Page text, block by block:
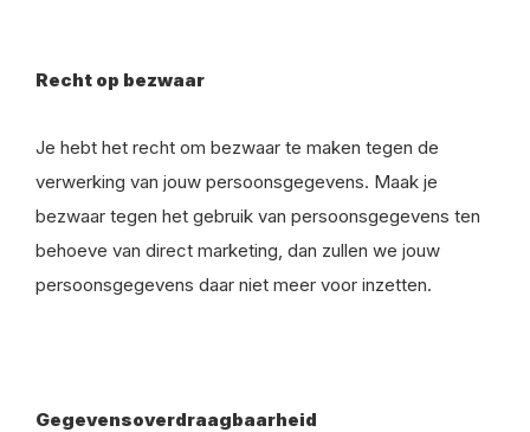
Recht op bezwaar
Je hebt het recht om bezwaar te maken tegen de
verwerking van jouw persoonsgegevens. Maak je
bezwaar tegen het gebruik van persoonsgegevens ten
behoeve van direct marketing, dan zullen we jouw
persoonsgegevens daar niet meer voor inzetten.
Gegevensoverdraagbaarheid